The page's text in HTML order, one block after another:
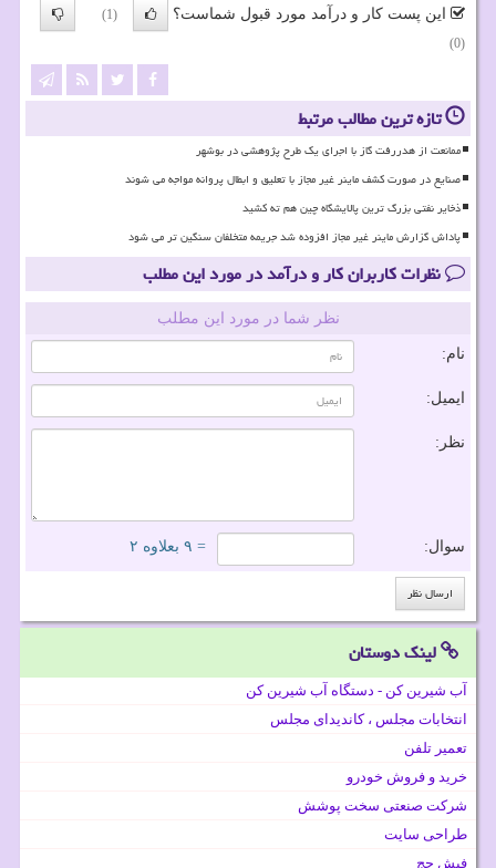
این پست کار و درآمد مورد قبول شماست؟
(1)
(0)
تازه ترین مطالب مرتبط
ممانعت از هدررفت گاز با اجرای یک طرح پژوهشی در بوشهر
صنایع در صورت کشف ماینر غیر مجاز با تعلیق و ابطال پروانه مواجه می شوند
ذخایر نفتی بزرگ ترین پالایشگاه چین هم ته کشید
پاداش گزارش ماینر غیر مجاز افزوده شد جریمه متخلفان سنگین تر می شود
نظرات کاربران کار و درآمد در مورد این مطلب
نظر شما در مورد این مطلب
نام:
ایمیل:
نظر:
سوال: = ۹ بعلاوه ۲
لینک دوستان
آب شیرین کن - دستگاه آب شیرین کن
انتخابات مجلس ، کاندیدای مجلس
تعمیر تلفن
خرید و فروش خودرو
شرکت صنعتی سخت پوشش
طراحی سایت
فیش حج